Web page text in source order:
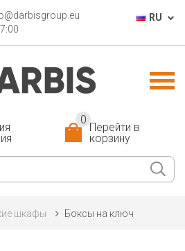
RU
Перейти в
корзину
0
шкафы Боксы на ключ